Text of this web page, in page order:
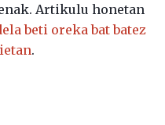
Artikulu honetan
beti oreka bat batez
.